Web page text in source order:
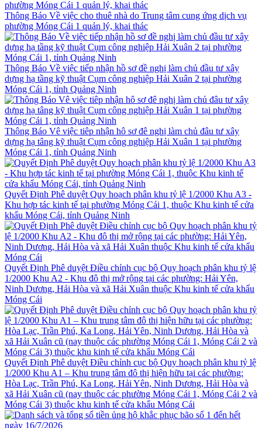
Thông Báo Về việc cho thuê nhà do Trung tâm cung ứng dịch vụ
phường Móng Cái 1 quản lý, khai thác
Thông Báo Về việc tiếp nhận hồ sơ đề nghị làm chủ đầu tư xây
dựng hạ tầng kỹ thuật Cụm công nghiệp Hải Xuân 2 tại phường
Móng Cái 1, tỉnh Quảng Ninh
Thông Báo Vê việc tiêp nhận hô sơ đê nghị làm chủ đâu tư xây
dựng hạ tâng kỹ thuật Cụm công nghiệp Hải Xuân 1 tại phường
Móng Cái 1, tỉnh Quảng Ninh
Quyết Định Phê duyệt Quy hoạch phân khu tỷ lệ 1/2000 Khu A3 -
Khu hợp tác kinh tế tại phường Móng Cái 1, thuộc Khu kinh tế cửa
khẩu Móng Cái, tỉnh Quảng Ninh
Quyết Định Phê duyệt Điều chỉnh cục bộ Quy hoạch phân khu tỷ lệ
1/2000 Khu A2 - Khu đô thị mở rộng tại các phường: Hải Yên,
Ninh Dương, Hải Hòa và xã Hải Xuân thuộc Khu kinh tế cửa khẩu
Móng Cái
Quyết Định Phê duyệt Điều chỉnh cục bộ Quy hoạch phân khu tỷ lệ
1/2000 Khu A1 – Khu trung tâm đô thị hiện hữu tại các phường:
Hòa Lạc, Trần Phú, Ka Long, Hải Yên, Ninh Dương, Hải Hòa và
xã Hải Xuân cũ (nay thuộc các phường Móng Cái 1, Móng Cái 2 và
Móng Cái 3) thuộc khu kinh tế cửa khẩu Móng Cái